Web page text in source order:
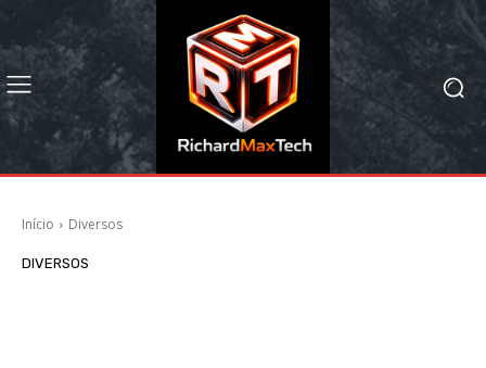
Início Diversos
DIVERSOS